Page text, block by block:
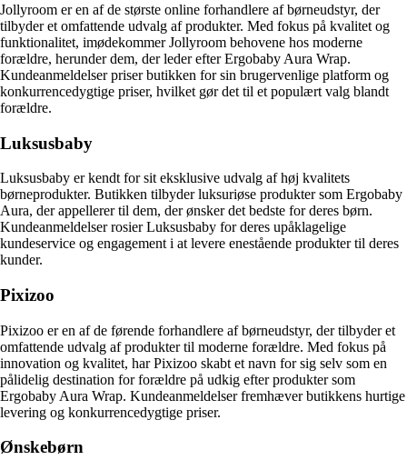
Jollyroom er en af de største online forhandlere af børneudstyr, der
tilbyder et omfattende udvalg af produkter. Med fokus på kvalitet og
funktionalitet, imødekommer Jollyroom behovene hos moderne
forældre, herunder dem, der leder efter Ergobaby Aura Wrap.
Kundeanmeldelser priser butikken for sin brugervenlige platform og
konkurrencedygtige priser, hvilket gør det til et populært valg blandt
forældre.
Luksusbaby
Luksusbaby er kendt for sit eksklusive udvalg af høj kvalitets
børneprodukter. Butikken tilbyder luksuriøse produkter som Ergobaby
Aura, der appellerer til dem, der ønsker det bedste for deres børn.
Kundeanmeldelser rosier Luksusbaby for deres upåklagelige
kundeservice og engagement i at levere enestående produkter til deres
kunder.
Pixizoo
Pixizoo er en af de førende forhandlere af børneudstyr, der tilbyder et
omfattende udvalg af produkter til moderne forældre. Med fokus på
innovation og kvalitet, har Pixizoo skabt et navn for sig selv som en
pålidelig destination for forældre på udkig efter produkter som
Ergobaby Aura Wrap. Kundeanmeldelser fremhæver butikkens hurtige
levering og konkurrencedygtige priser.
Ønskebørn